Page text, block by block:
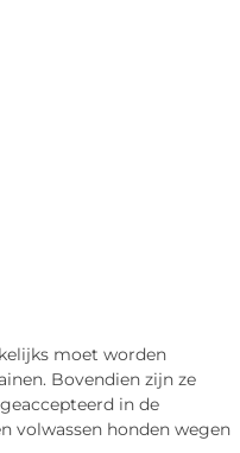
moet worden
Bovendien zijn ze
in de
volwassen honden wegen